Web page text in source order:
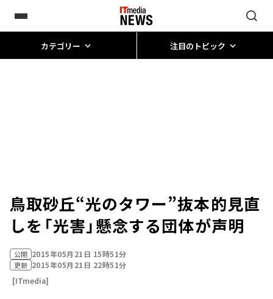
カテゴリー 注目のトピック
鳥取砂丘“光のタワー”抜本的見直
しを――「光害」懸念する団体が声明
公開 2015年05月21日 15時51分
更新 2015年05月21日 22時51分
[ITmedia]